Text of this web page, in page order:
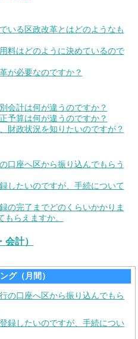
いる区政改革とはどのようなも
料はどのように決めているので
が必要なのですか？
会計は何が違うのですか？
予算は何が違うのですか？
財政状況を知りたいのですが？
口座へ区から振り込んでもらう
したいのですが、手続について
の完了までどのくらいかかりま
らえますか。
計）
グ（月間）
の口座へ区から振り込んでもら
録したいのですが、手続につい